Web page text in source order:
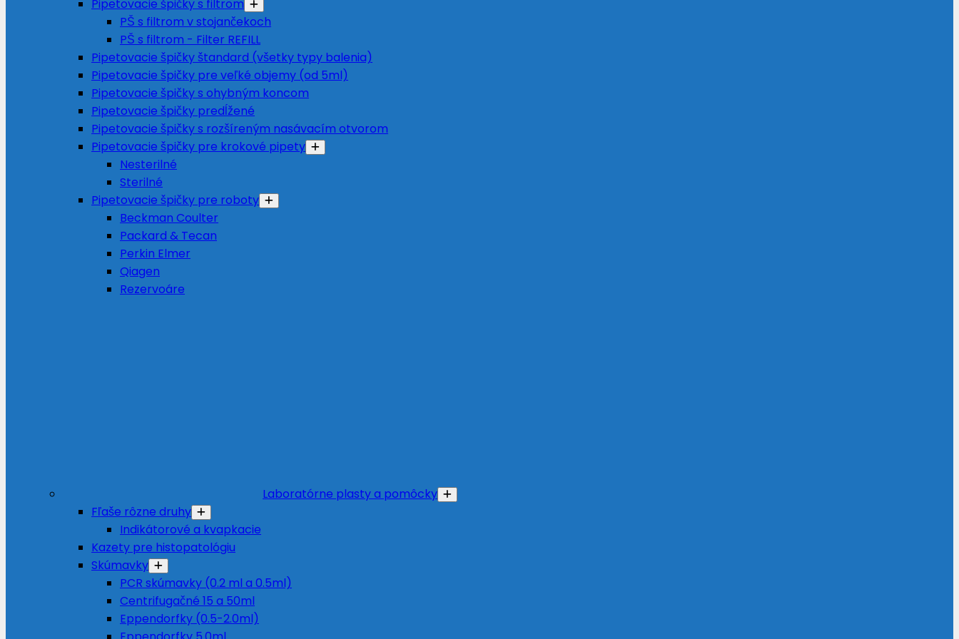
Pipetovacie špičky s filtrom
PŠ s filtrom v stojančekoch
PŠ s filtrom - Filter REFILL
Pipetovacie špičky štandard (všetky typy balenia)
Pipetovacie špičky pre veľké objemy (od 5ml)
Pipetovacie špičky s ohybným koncom
Pipetovacie špičky predĺžené
Pipetovacie špičky s rozšíreným nasávacím otvorom
Pipetovacie špičky pre krokové pipety
Nesterilné
Sterilné
Pipetovacie špičky pre roboty
Beckman Coulter
Packard & Tecan
Perkin Elmer
Qiagen
Rezervoáre
Laboratórne plasty a pomôcky
Fľaše rôzne druhy
Indikátorové a kvapkacie
Kazety pre histopatológiu
Skúmavky
PCR skúmavky (0.2 ml a 0.5ml)
Centrifugačné 15 a 50ml
Eppendorfky (0.5-2.0ml)